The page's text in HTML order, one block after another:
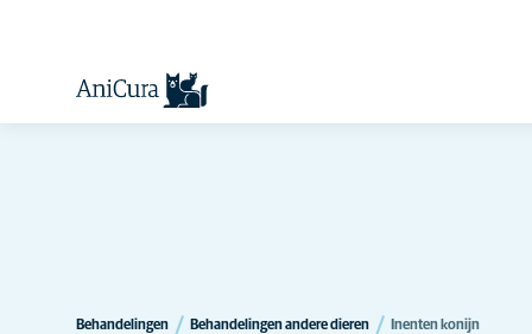
Behandelingen Behandelingen andere dieren Inenten konijn